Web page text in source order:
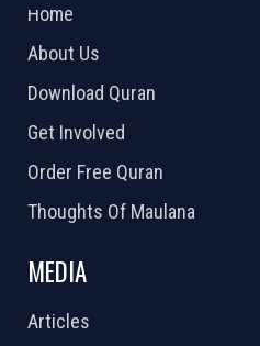
Home
About Us
Download Quran
Get Involved
Order Free Quran
Thoughts Of Maulana
MEDIA
Articles